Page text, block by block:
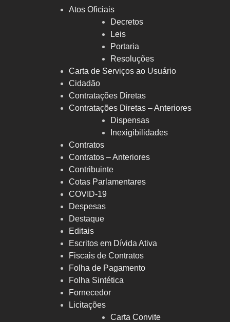
Atos Oficiais
Decretos
Leis
Portaria
Resoluções
Carta de Serviços ao Usuário
Cidadão
Contratações Diretas
Contratações Diretas – Anteriores
Dispensas
Inexigibilidades
Contratos
Contratos – Anteriores
Contribuinte
Cotas Parlamentares
COVID-19
Despesas
Destaque
Editais
Escritos em Dívida Ativa
Fiscais de Contratos
Folha de Pagamento
Folha Sintética
Fornecedor
Licitações
Carta Convite